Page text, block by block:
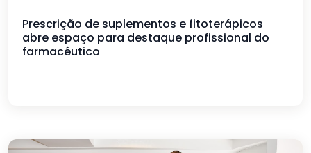
Prescrição de suplementos e fitoterápicos
abre espaço para destaque profissional do
farmacêutico